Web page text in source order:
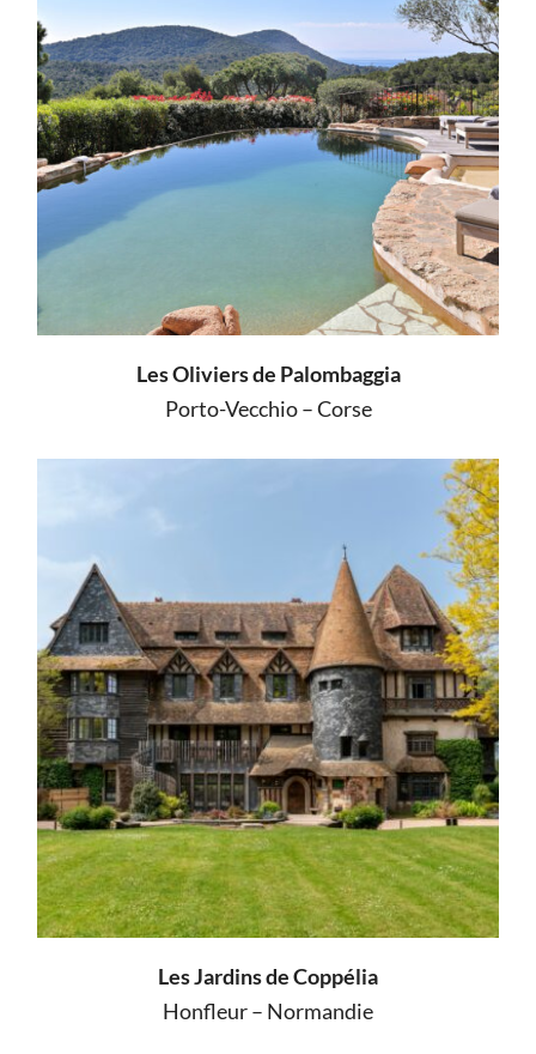
Les Oliviers de Palombaggia
Porto-Vecchio – Corse
Les Jardins de Coppélia
Honfleur – Normandie